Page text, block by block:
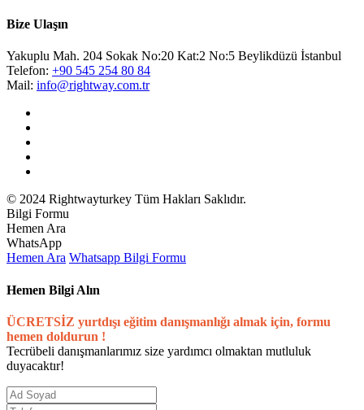
Bize Ulaşın
Yakuplu Mah. 204 Sokak No:20 Kat:2 No:5 Beylikdüzü İstanbul
Telefon: +90 545 254 80 84
Mail: info@rightway.com.tr
© 2024 Rightwayturkey Tüm Hakları Saklıdır.
Bilgi Formu
Hemen Ara
WhatsApp
Hemen Ara Whatsapp Bilgi Formu
Hemen Bilgi Alın
ÜCRETSİZ yurtdışı eğitim danışmanlığı almak için, formu
hemen doldurun !
Tecrübeli danışmanlarımız size yardımcı olmaktan mutluluk
duyacaktır!